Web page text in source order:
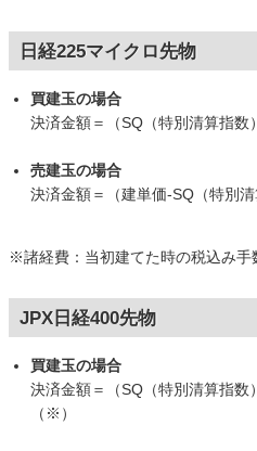
日経225マイクロ先物
買建玉の場合
決済金額＝（SQ（特別清算指
売建玉の場合
決済金額＝（建単価-SQ（特別
※諸経費：当初建てた時の税込み手
JPX日経400先物
買建玉の場合
決済金額＝（SQ（特別清算指
（※）